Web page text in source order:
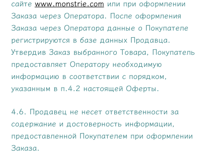
сайте www.monstrie.com или при оформлении
Заказа через Оператора. После оформления
Заказа через Оператора данные о Покупателе
регистрируются в базе данных Продавца.
Утвердив Заказ выбранного Товара, Покупатель
предоставляет Оператору необходимую
информацию в соответствии с порядком,
указанным в п.4.2 настоящей Оферты.
4.6. Продавец не несет ответственности за
содержание и достоверность информации,
предоставленной Покупателем при оформлении
Заказа.